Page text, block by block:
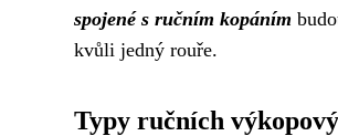
spojené s ručním kopáním
kvůli jedný rouře.
Typy ručních